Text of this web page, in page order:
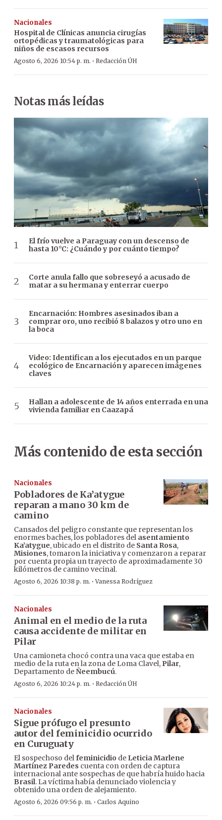
Nacionales
Hospital de Clínicas anuncia cirugías
ortopédicas y traumatológicas para
niños de escasos recursos
Agosto 6, 2026 10:54 p. m. · Redacción ÚH
Notas más leídas
El frío vuelve a Paraguay con un descenso de
hasta 10°C: ¿Cuándo y por cuánto tiempo?
Corte anula fallo que sobreseyó a acusado de
matar a su hermana y enterrar cuerpo
Encarnación: Hombres asesinados iban a
comprar oro, uno recibió 8 balazos y otro uno en
la boca
Video: Identifican a los ejecutados en un parque
ecológico de Encarnación y aparecen imágenes
claves
Hallan a adolescente de 14 años enterrada en una
vivienda familiar en Caazapá
Más contenido de esta sección
Nacionales
Pobladores de Ka’atygue
reparan a mano 30 km de
camino
Cansados del peligro constante que representan los
enormes baches, los pobladores del asentamiento
Ka’atygue, ubicado en el distrito de Santa Rosa,
Misiones, tomaron la iniciativa y comenzaron a reparar
por cuenta propia un trayecto de aproximadamente 30
kilómetros de camino vecinal.
Agosto 6, 2026 10:38 p. m. ·Vanessa Rodríguez
Nacionales
Animal en el medio de la ruta
causa accidente de militar en
Pilar
Una camioneta chocó contra una vaca que estaba en
medio de la ruta en la zona de Loma Clavel, Pilar,
Departamento deÑeembucú.
Agosto 6, 2026 10:24 p. m. · Redacción ÚH
Nacionales
Sigue prófugo el presunto
autor del feminicidio ocurrido
en Curuguaty
El sospechoso delfeminicidio de Leticia Marlene
Martínez Paredes cuenta con orden de captura
internacional ante sospechas de que habría huido hacia
Brasil. La víctima había denunciado violencia y
obtenido una orden de alejamiento.
Agosto 6, 2026 09:56 p. m. · Carlos Aquino